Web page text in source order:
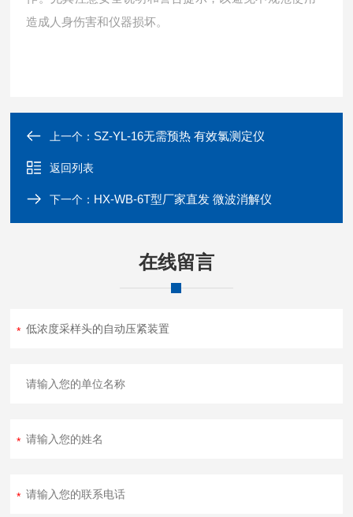
造成人身伤害和仪器损坏。
上一个： SZ-YL-16无需预热 有效氯测定仪
返回列表
下一个： HX-WB-6T型厂家直发 微波消解仪
在线留言